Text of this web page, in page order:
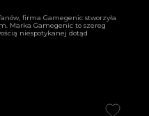
firma Gamegenic stworzyła
Marka Gamegenic to szereg
niespotykanej dotąd